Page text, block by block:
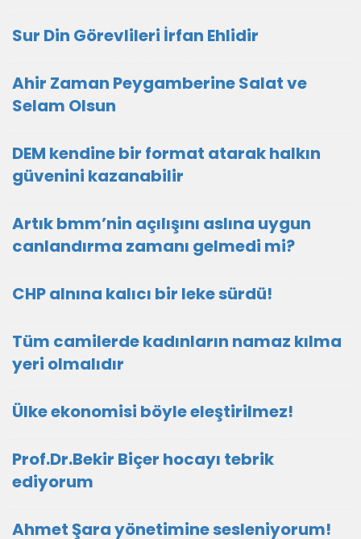
Sur Din Görevlileri İrfan Ehlidir
Ahir Zaman Peygamberine Salat ve
Selam Olsun
DEM kendine bir format atarak halkın
güvenini kazanabilir
Artık bmm’nin açılışını aslına uygun
canlandırma zamanı gelmedi mi?
CHP alnına kalıcı bir leke sürdü!
Tüm camilerde kadınların namaz kılma
yeri olmalıdır
Ülke ekonomisi böyle eleştirilmez!
Prof.Dr.Bekir Biçer hocayı tebrik
ediyorum
Ahmet Şara yönetimine sesleniyorum!